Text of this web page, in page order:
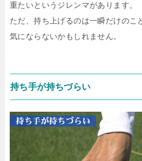
重たいというジレンマがあります。
ただ、持ち上げるのは一瞬だけのこ
気にならないかもしれません。
持ち手が持ちづらい